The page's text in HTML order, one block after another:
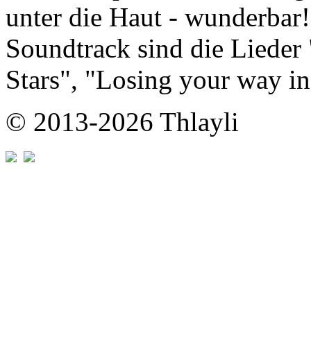
unter die Haut -
Soundtrack sind die
Stars", "Losing your way
© 2013-2026 Thlayli